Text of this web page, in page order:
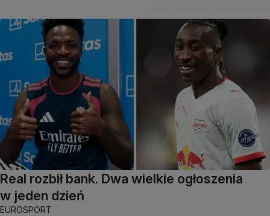
Real rozbił bank. Dwa wielkie ogłoszenia
w jeden dzień
EUROSPORT